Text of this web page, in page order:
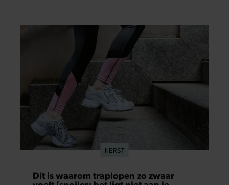
KERST
Dít is waarom traplopen zo zwaar